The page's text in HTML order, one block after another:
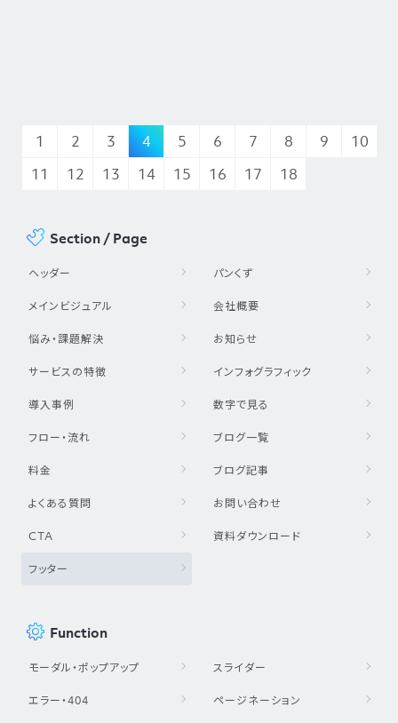
Section / Page
ヘッダー
メインビジュアル
悩み・課題解決
サービスの特徴
導入事例
フロー・流れ
料金
よくある質問
CTA
フッター
パンくず
会社概要
お知らせ
インフォグラフィック
数字で見る
ブログ一覧
ブログ記事
お問い合わせ
資料ダウンロード
Function
モーダル・ポップアップ
エラー・404
スライダー
ページネーション
1 2 3 4 5 6 7 8 9
10
11
12 13 14 15 16 17 18